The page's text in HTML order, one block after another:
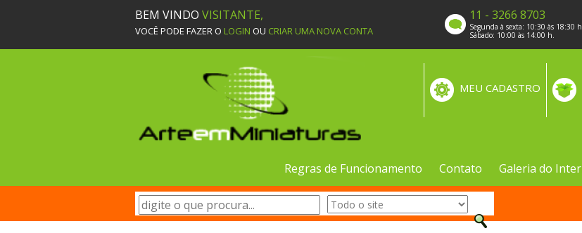
BEM VINDO VISITANTE,
VOCÊ PODE FAZER O LOGIN OU CRIAR UMA NOVA CONTA
11 - 3266 8703
Segunda à sexta: 10:30 às 18:30
Sábado: 10:00 às 14:00 h.
MEU CADASTRO
Regras de Funcionamento Contato Galeria do